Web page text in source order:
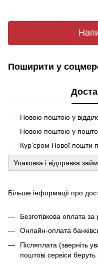
Поширити у
Новою поштою у
Новою поштою у
Кур'єром Нової пошти
Упаковка і відправка
Більше інформації про
Безготівкова оплата за
Онлайн-оплата
Післяплата (зверніть
поштові сервіси беруть